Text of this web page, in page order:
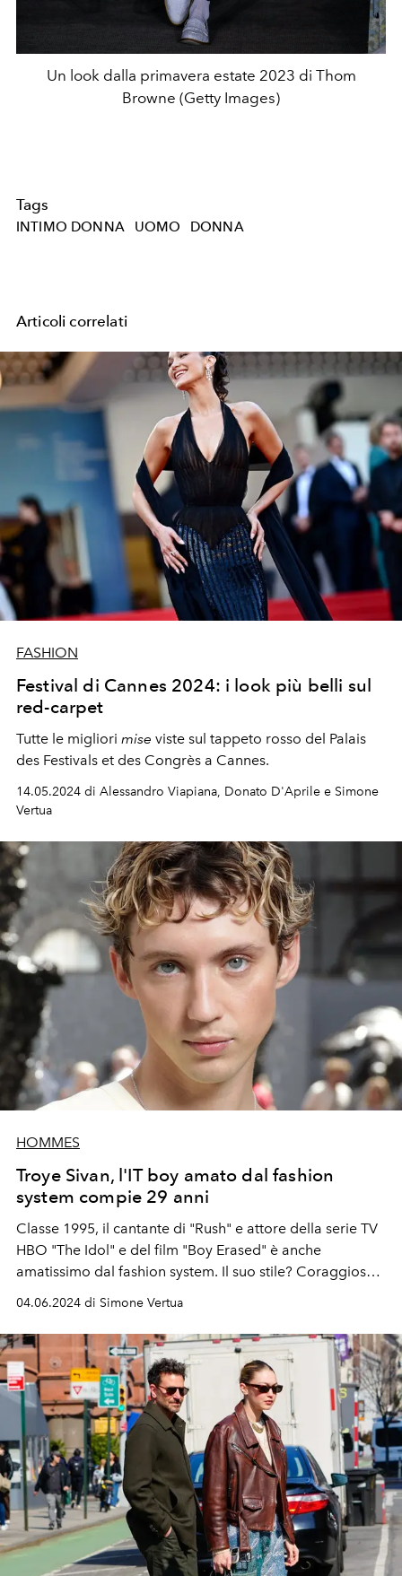
Un look dalla primavera estate 2023 di Thom
Browne (Getty Images)
Tags
INTIMO DONNA UOMO DONNA
Articoli correlati
FASHION
Festival di Cannes 2024: i look più belli sul
red-carpet
Tutte le migliori mise viste sul tappeto rosso del Palais
des Festivals et des Congrès a Cannes.
14.05.2024 di Alessandro Viapiana, Donato D'Aprile e Simone
Vertua
HOMMES
Troye Sivan, l'IT boy amato dal fashion
system compie 29 anni
Classe 1995, il cantante di "Rush" e attore della serie TV
HBO "The Idol" e del film "Boy Erased" è anche
amatissimo dal fashion system. Il suo stile? Coraggioso,
sexy & chic e senza barriere di genere.
04.06.2024 di Simone Vertua